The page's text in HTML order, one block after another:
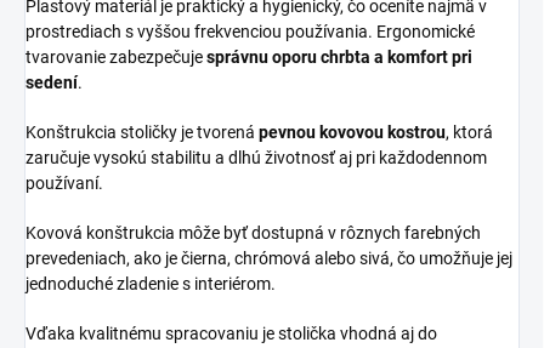
Plastový materiál je praktický a hygienický, čo oceníte najmä v
prostrediach s vyššou frekvenciou používania. Ergonomické
tvarovanie zabezpečujesprávnu oporu chrbta a komfort pri
sedení.
Konštrukcia stoličky je tvorená pevnou kovovou kostrou, ktorá
zaručuje vysokú stabilitu a dlhú životnosť aj pri každodennom
používaní.
Kovová konštrukcia môže byť dostupná v rôznych farebných
prevedeniach, ako je čierna, chrómová alebo sivá, čo umožňuje jej
jednoduché zladenie s interiérom.
Vďaka kvalitnému spracovaniu je stolička vhodná aj do